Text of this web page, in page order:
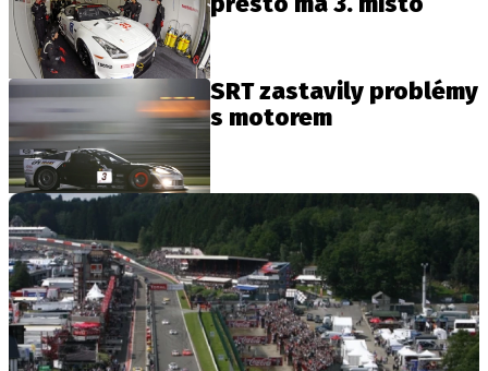
Provozovatelem serveru autoroad.cz je
INCORP MEDIA GROUP s.r.o., IČ: 118 23 054
SRT zastavily problémy
s motorem